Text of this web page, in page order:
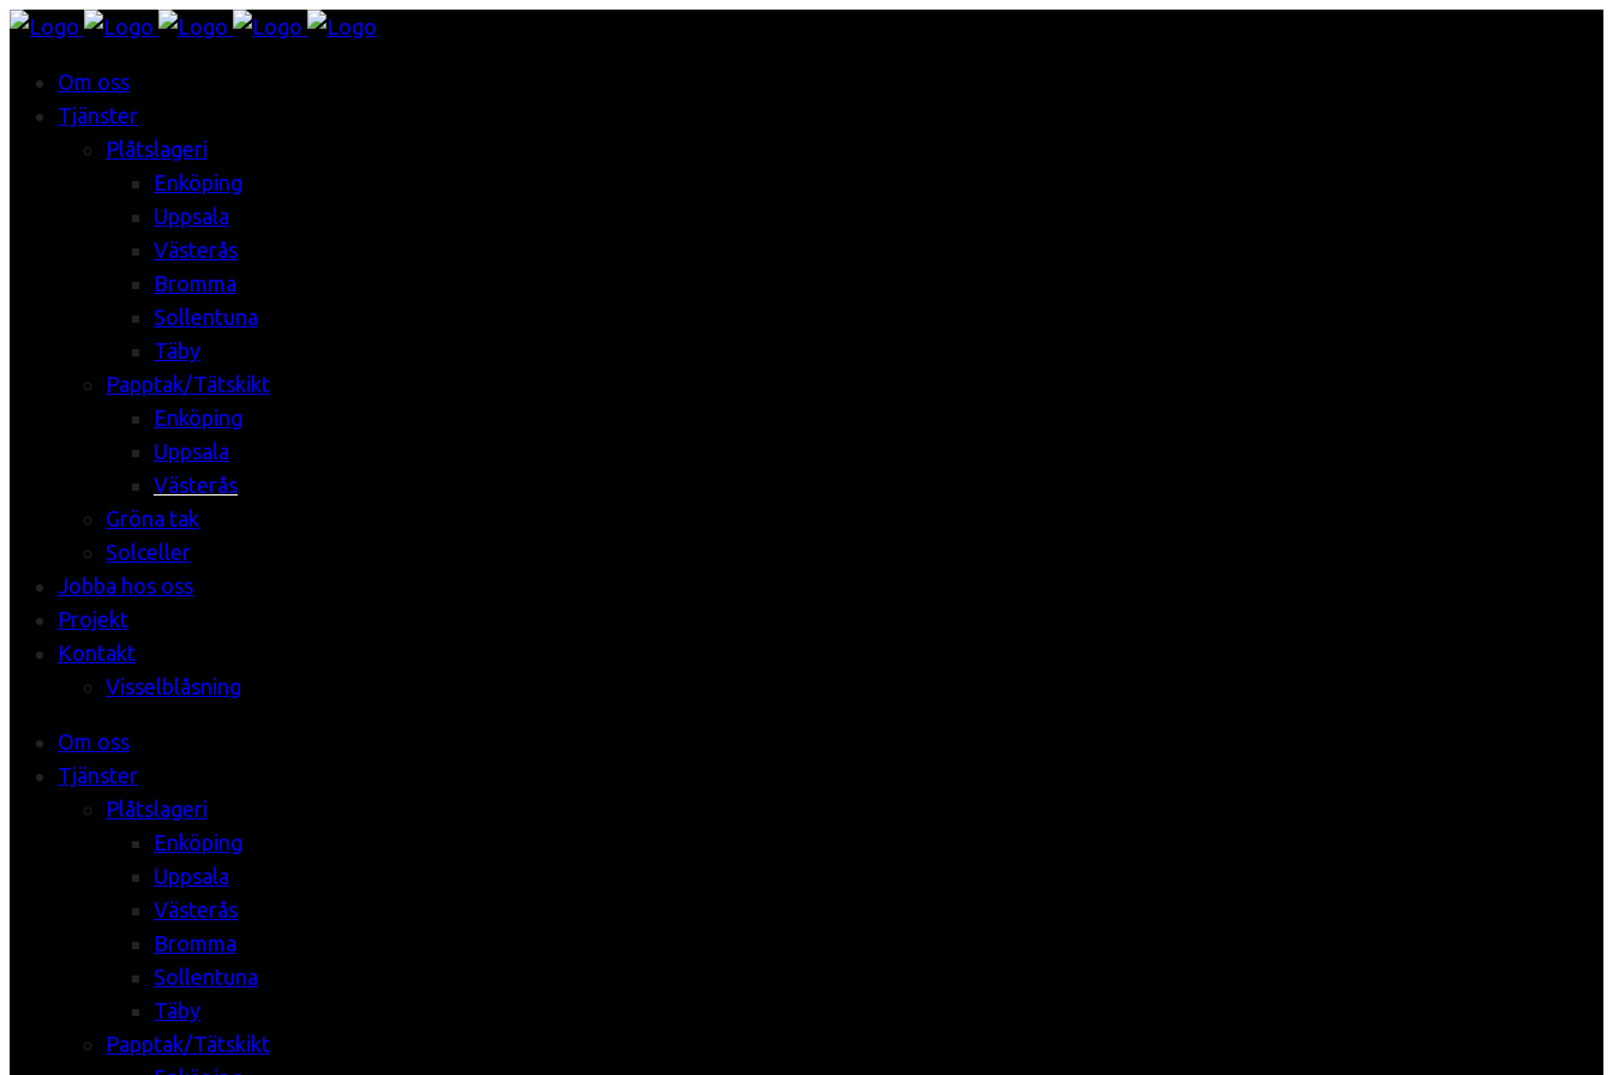
Om oss
Tjänster
Plåtslageri
Enköping
Uppsala
Västerås
Bromma
Sollentuna
Täby
Papptak/Tätskikt
Enköping
Uppsala
Västerås
Gröna tak
Solceller
Jobba hos oss
Projekt
Kontakt
Visselblåsning
Om oss
Tjänster
Plåtslageri
Enköping
Uppsala
Västerås
Bromma
Sollentuna
Täby
Papptak/Tätskikt